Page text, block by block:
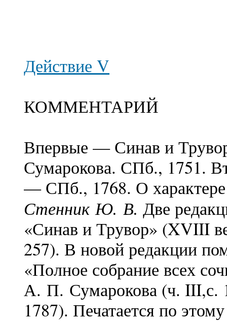
Действие V
КОММЕНТАРИЙ
Впервые — Синав и
Сумарокова. СПб., 1751.
— СПб., 1768. О характере
Стенник Ю. В. Две
«Синав и Трувор» (XVIII
257). В новой редакции
«Полное собрание всех
А. П. Сумарокова (ч.
1787). Печатается по